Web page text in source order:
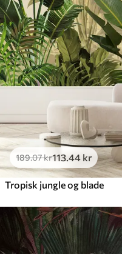
189.07kr113.44 kr
Tropisk jungle og blade